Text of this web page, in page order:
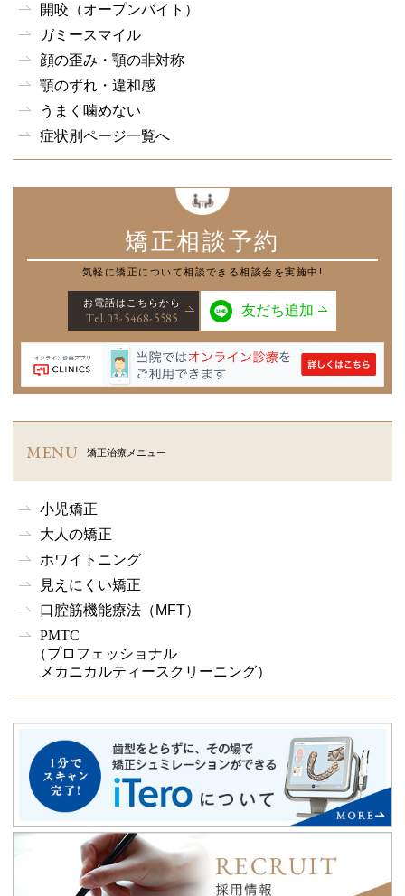
開咬（オープンバイト）
ガミースマイル
顔の歪み・顎の非対称
顎のずれ・違和感
うまく噛めない
症状別ページ一覧へ
矯正相談予約
気軽に矯正について相談できる相談会を実施中!
お電話はこちらから
Tel.03-5468-5585
友だち追加
MENU 矯正治療メニュー
小児矯正
大人の矯正
ホワイトニング
見えにくい矯正
口腔筋機能療法 （MFT）
PMTC
（プロフェッショナル
メカニカルティースクリーニング）